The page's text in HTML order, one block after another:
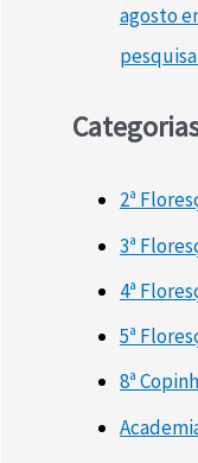
agosto
2ª
3ª
4ª
5ª
8ª